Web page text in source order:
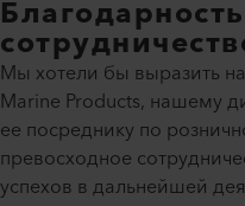
Мы хотели бы выразить
Marine Products, нашему
ее посреднику по
превосходное
успехов в дальнейшей